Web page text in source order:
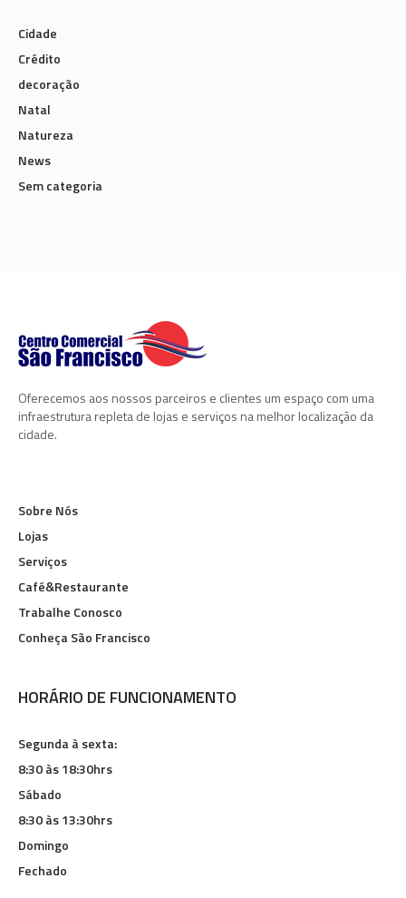
Cidade
Crédito
decoração
Natal
Natureza
News
Sem categoria
Oferecemos aos nossos parceiros e clientes um espaço com uma
infraestrutura repleta de lojas e serviços na melhor localização da
cidade.
Sobre Nós
Lojas
Serviços
Café&Restaurante
Trabalhe Conosco
Conheça São Francisco
HORÁRIO DE FUNCIONAMENTO
Segunda à sexta:
8:30 às 18:30hrs
Sábado
8:30 às 13:30hrs
Domingo
Fechado